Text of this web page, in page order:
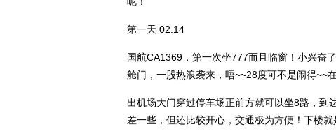
第一天 02.14
国航CA1369，第一次坐777而且临窗！小兴奋
舱门，一股热浪袭来，唔~~28度可不是闹得~~
出机场大门穿过停车场正前方就可以坐8路，到
差一些，但还比较开心，交通极为方便！下楼